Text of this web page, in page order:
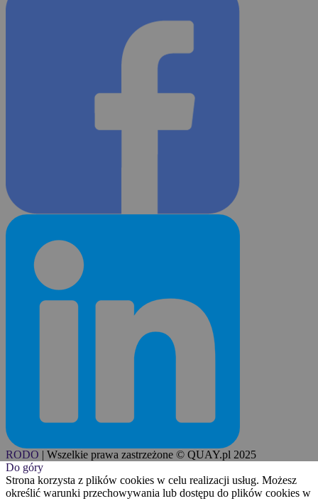
RODO | Wszelkie prawa zastrzeżone © QUAY.pl 2025
Do góry
Strona korzysta z plików cookies w celu realizacji usług. Możesz
określić warunki przechowywania lub dostępu do plików cookies w